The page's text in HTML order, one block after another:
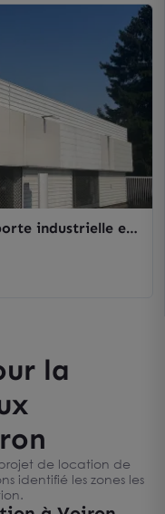
de Grenoble, et à son
une opportunité
en quête d’un
de vie.
industrielle et
la
de location de
identifié les zones les